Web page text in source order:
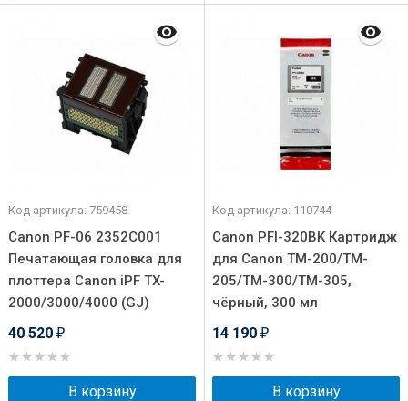
Код артикула: 759458
Canon PF-06 2352C001
Печатающая головка для
плоттера Canon iPF TX-
2000/3000/4000 (GJ)
40 520 ₽
В корзину
Код артикула: 110744
Canon PFI-320BK Картридж
для Canon TM-200/TM-
205/TM-300/TM-305,
чёрный, 300 мл
14 190 ₽
В корзину